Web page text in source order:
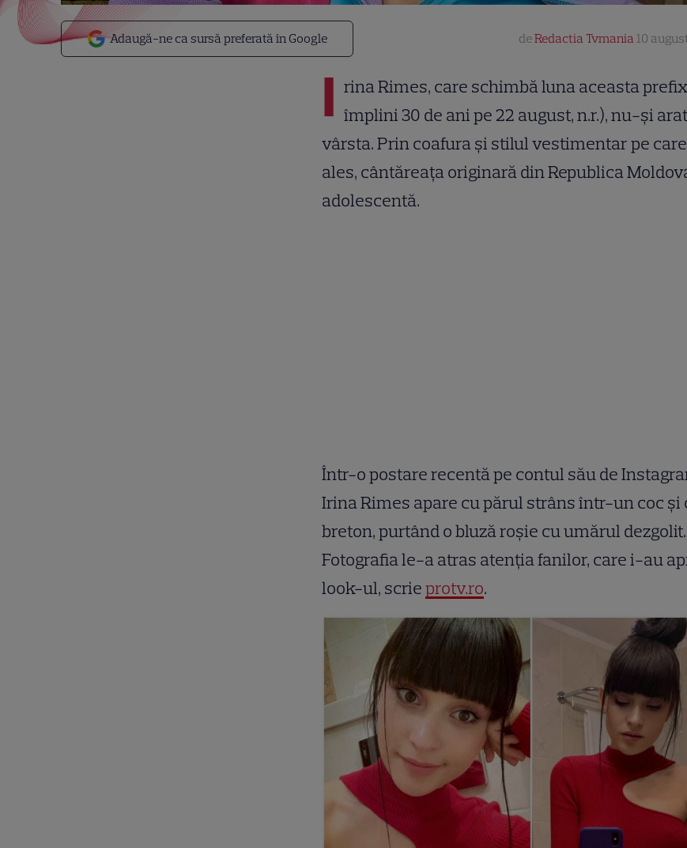
Adaugă-ne ca sursă preferată în Google deRedactia Tvmania 10
I rina Rimes, care schimbă luna aceasta
împlini 30 de ani pe 22 august, n.r.), nu-și
vârsta. Prin coafura și stilul vestimentar pe
ales, cântăreața originară din Republica
adolescentă.
Într-o postare recentă pe contul său de
Irina Rimes apare cu părul strâns într-un coc și
breton, purtând o bluză roșie cu umărul dezgolit.
Fotografia le-a atras atenția fanilor, care i-au
look-ul, scrieprotv.ro.